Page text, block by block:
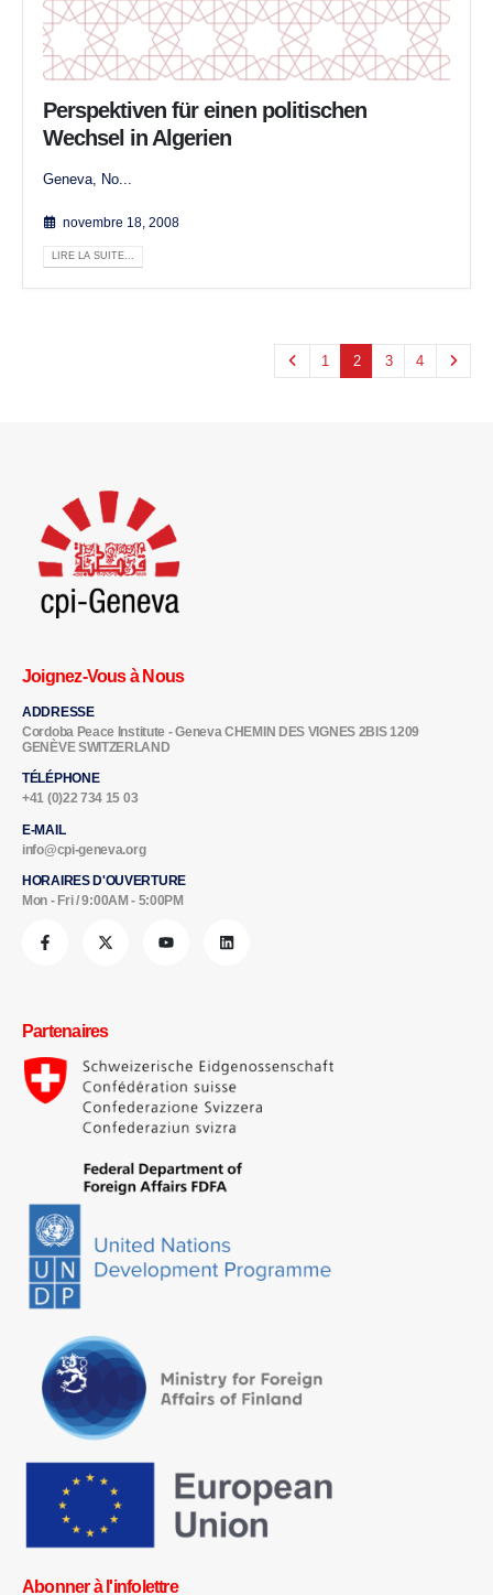
Perspektiven für einen politischen
Wechsel in Algerien
Geneva, No...
novembre 18, 2008
LIRE LA SUITE...
1 2 3 4
Joignez-Vous à Nous
ADDRESSE
Cordoba Peace Institute - Geneva CHEMIN DES VIGNES 2BIS 1209
GENÈVE SWITZERLAND
TÉLÉPHONE
+41 (0)22 734 15 03
E-MAIL
info@cpi-geneva.org
HORAIRES D'OUVERTURE
Mon - Fri / 9:00AM - 5:00PM
Partenaires
Abonner à l'infolettre